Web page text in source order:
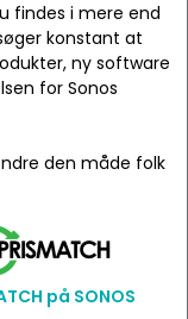
findes i mere end
konstant at
ny software
for Sonos
den måde folk
på SONOS